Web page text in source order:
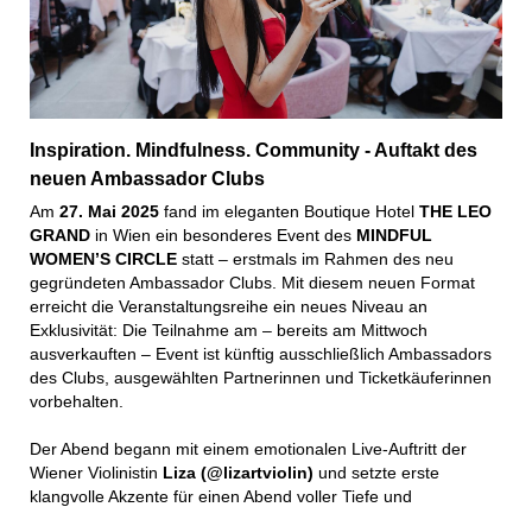
Inspiration. Mindfulness. Community - Auftakt des
neuen Ambassador Clubs
Am 27. Mai 2025 fand im eleganten Boutique Hotel THE LEO
GRAND in Wien ein besonderes Event des MINDFUL
WOMEN’S CIRCLE statt – erstmals im Rahmen des neu
gegründeten Ambassador Clubs. Mit diesem neuen Format
erreicht die Veranstaltungsreihe ein neues Niveau an
Exklusivität: Die Teilnahme am – bereits am Mittwoch
ausverkauften – Event ist künftig ausschließlich Ambassadors
des Clubs, ausgewählten Partnerinnen und Ticketkäuferinnen
vorbehalten.
Der Abend begann mit einem emotionalen Live-Auftritt der
Wiener Violinistin Liza (@lizartviolin) und setzte erste
klangvolle Akzente für einen Abend voller Tiefe und